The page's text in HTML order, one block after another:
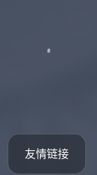
友情链接